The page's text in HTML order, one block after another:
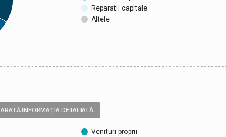
Reparatii capitale
Altele
ARATĂ INFORMAȚIA DETALIATĂ
Venituri proprii